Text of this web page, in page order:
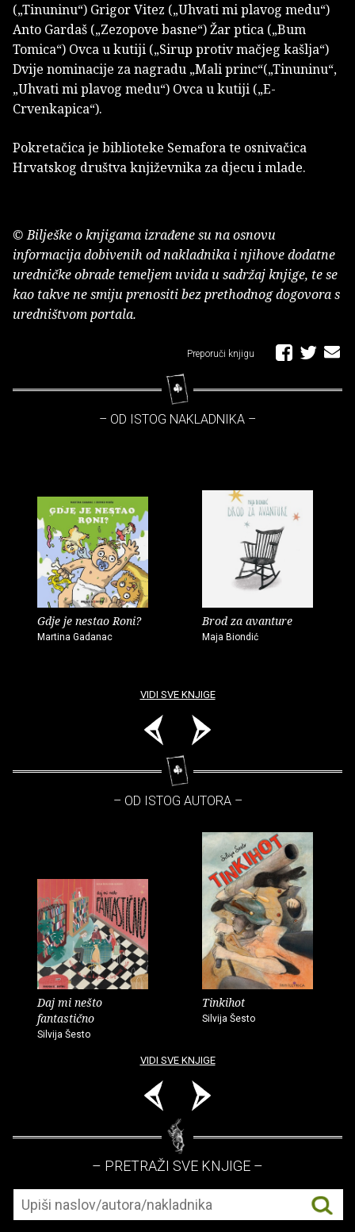
(„Tinuninu“) Grigor Vitez („Uhvati mi plavog medu“)
Anto Gardaš („Zezopove basne“) Žar ptica („Bum
Tomica“) Ovca u kutiji („Sirup protiv mačjeg kašlja“)
Dvije nominacije za nagradu „Mali princ“(„Tinuninu“,
„Uhvati mi plavog medu“) Ovca u kutiji („E-
Crvenkapica“).
Pokretačica je biblioteke Semafora te osnivačica
Hrvatskog društva književnika za djecu i mlade.
© Bilješke o knjigama izrađene su na osnovu
informacija dobivenih od nakladnika i njihove dodatne
uredničke obrade temeljem uvida u sadržaj knjige, te se
kao takve ne smiju prenositi bez prethodnog dogovora s
uredništvom portala.
Preporuči knjigu
– OD ISTOG NAKLADNIKA –
Gdje je nestao Roni?
Martina Gadanac
Brod za avanture
Maja Biondić
VIDI SVE KNJIGE
– OD ISTOG AUTORA –
Daj mi nešto
fantastično
Silvija Šesto
Tinkihot
Silvija Šesto
VIDI SVE KNJIGE
– PRETRAŽI SVE KNJIGE –